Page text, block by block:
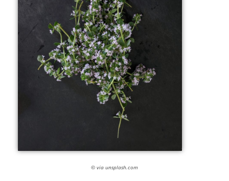
© via unsplash.com